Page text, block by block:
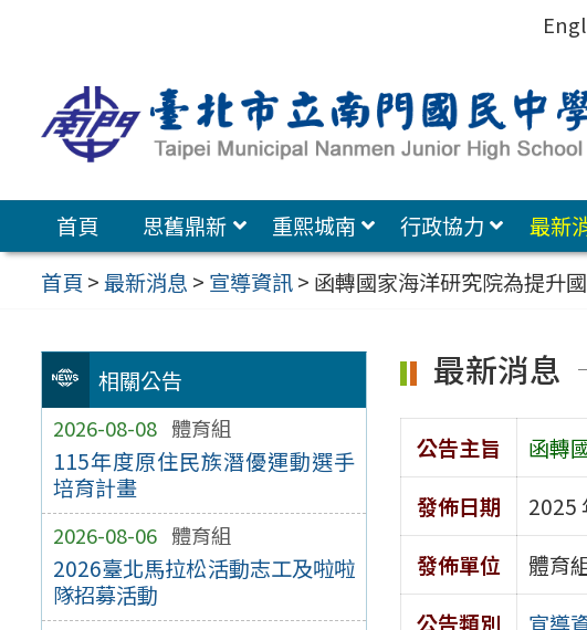
容
區
首頁 思舊鼎新 重熙城南 行政協力 最新
首頁 >最新消息 > 宣導資訊> 函轉國家海洋研究院為提升
相關公告
2026-08-08 體育組
115年度原住民族潛優運動選手
培育計畫
2026-08-06 體育組
2026臺北馬拉松活動志工及啦啦
隊招募活動
最新消息
公告主旨
函轉
發佈日期
2025
發佈單位
體育
公告類別
宣導